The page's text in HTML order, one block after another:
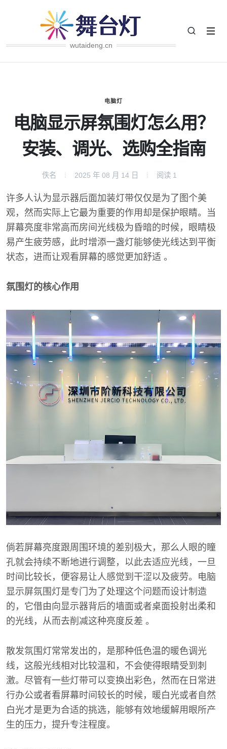
wutaideng.cn
电脑灯
电脑显示屏氛围灯怎么用？
安装、调光、选购全指南
佚名 2025 年 08 月 14 日 阅读 1
许多人认为显示器后面加装灯带仅仅是为了图个美
观，然而实际上它最为重要的作用却是保护眼睛。当
屏幕亮度非常高而房间光线极为昏暗的时候，眼睛极
易产生疲劳感，此时增添一盏灯能够使光线达到平衡
状态，进而让观看屏幕的感觉更加舒适 。
氛围灯的核心作用
倘若屏幕亮度跟周围环境的差别极大，那么人眼的瞳
孔就会持续不断地进行调整，以此去适应光线，一旦
时间比较长，便容易让人感觉到干涩以及疲劳。电脑
显示屏氛围灯是专门为了处理这个问题而设计制造
的，它借由向显示器背后的墙面或者桌面投射出柔和
的光线，从而去削减这种亮度反差 。
散发氛围灯常常发出的，是那种低色温的暖色调光
线，这般光线相对比较温和，不会使得眼睛受到刺
激。尽管有一些灯带可以变换出彩色，然而在日常进
行办公或者看屏幕时间较长的时候，暖白光或者自然
白光才是更为合适的挑选，能够有效地缓解用眼所产
生的压力，提升专注程度。